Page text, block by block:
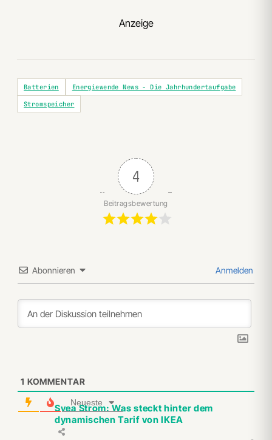
Anzeige
Batterien
Energiewende News - Die Jahrhundertaufgabe
Stromspeicher
4
Beitragsbewertung
Abonnieren Anmelden
1 KOMMENTAR
Neueste
Svea Strom: Was steckt hinter dem
dynamischen Tarif von IKEA